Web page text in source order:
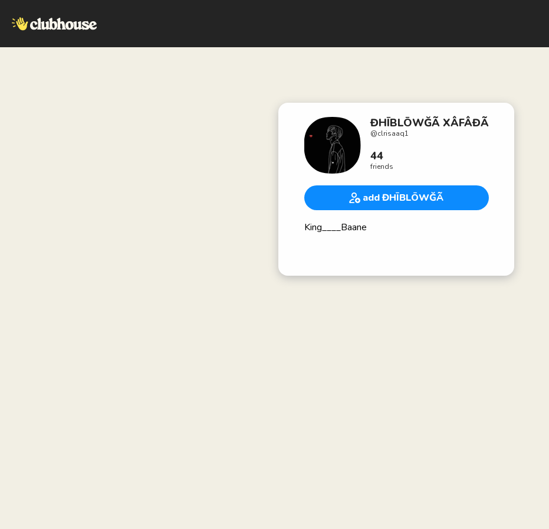
ĐHĪBLŌWĞÃ XÂFÂĐÃ
@clrisaaq1
44
friends
add ĐHĪBLŌWĞÃ
King____Baane